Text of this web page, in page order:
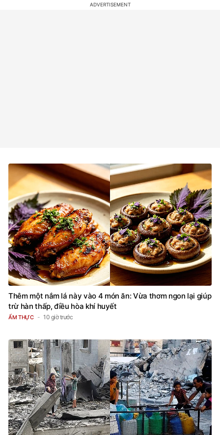
Thêm một nắm lá này vào 4 món ăn: Vừa thơm ngon lại giúp
trừ hàn thấp, điều hòa khí huyết
ẨM THỰC 10 giờ trước